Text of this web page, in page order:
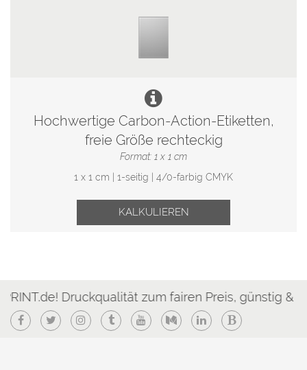
Hochwertige Carbon-Action-Etiketten,
freie Größe rechteckig
Format: 1 x 1 cm
1 x 1 cm | 1-seitig | 4/0-farbig CMYK
KALKULIEREN
Druckqualität zum fairen Preis, günstig & schnell!
FacebookTwitterInstagram
Tumblr YouTubeMediumLinkedInBlogger